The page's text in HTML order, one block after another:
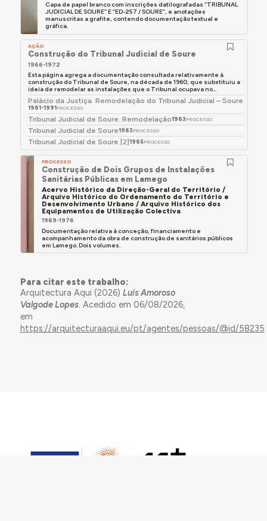
Capa de papel branco com inscrições datilografadas “TRIBUNAL
JUDICIAL DE SOURE” E “ED-257 / SOURE”, e anotações
manuscritas a grafite, contendo documentação textual e
gráfica.
AÇÃO
Construção do Tribunal Judicial de Soure
1966-1972
Esta página agrega a documentação consultada relativamente à
construção do Tribunal de Soure, na década de 1960, que substituiu a
ideia de remodelar as instalações que o Tribunal ocupava no...
Palácio da Justiça. Remodelação do Tribunal Judicial – Soure
1961-1991PROCESSO
Tribunal Judicial de Soure. Remodelação1963 PROCESSO
Tribunal Judicial de Soure1963 PROCESSO
Tribunal Judicial de Soure [2]1965PROCESSO
PROCESSO
Construção de Dois Grupos de Instalações
Sanitárias Públicas em Lamego
Acervo Histórico da Direção-Geral do Território /
Arquivo Histórico do Ordenamento do Território e
Desenvolvimento Urbano / Arquivo Histórico dos
Equipamentos de Utilização Colectiva
1969-1976
Documentação relativa à conceção, financiamento e
acompanhamento da obra de construção de sanitários públicos
em Lamego. Dois volumes.
Para citar este trabalho:
Arquitectura Aqui (2026) Luís Amoroso
Valgode Lopes. Acedido em 06/08/2026,
em
https://arquitecturaaqui.eu/pt/agentes/pessoas/@id/58235